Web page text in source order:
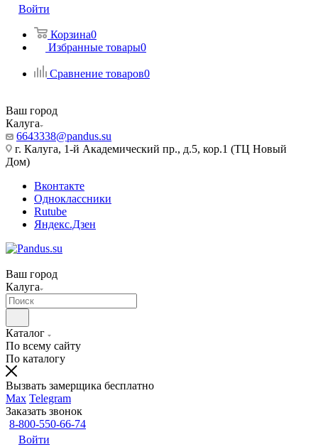
Войти
Корзина0
Избранные товары0
Сравнение товаров0
Ваш город
Калуга
6643338@pandus.su
г. Калуга, 1-й Академический пр., д.5, кор.1 (ТЦ Новый
Дом)
Вконтакте
Одноклассники
Rutube
Яндекс.Дзен
Ваш город
Калуга
Каталог
По всему сайту
По каталогу
Вызвать замерщика бесплатно
Max Telegram
Заказать звонок
8-800-550-66-74
Войти